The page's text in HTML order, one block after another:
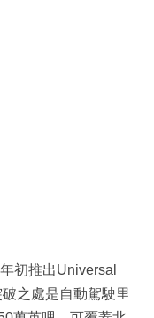
初推出Universal
之處是自動駕駛里